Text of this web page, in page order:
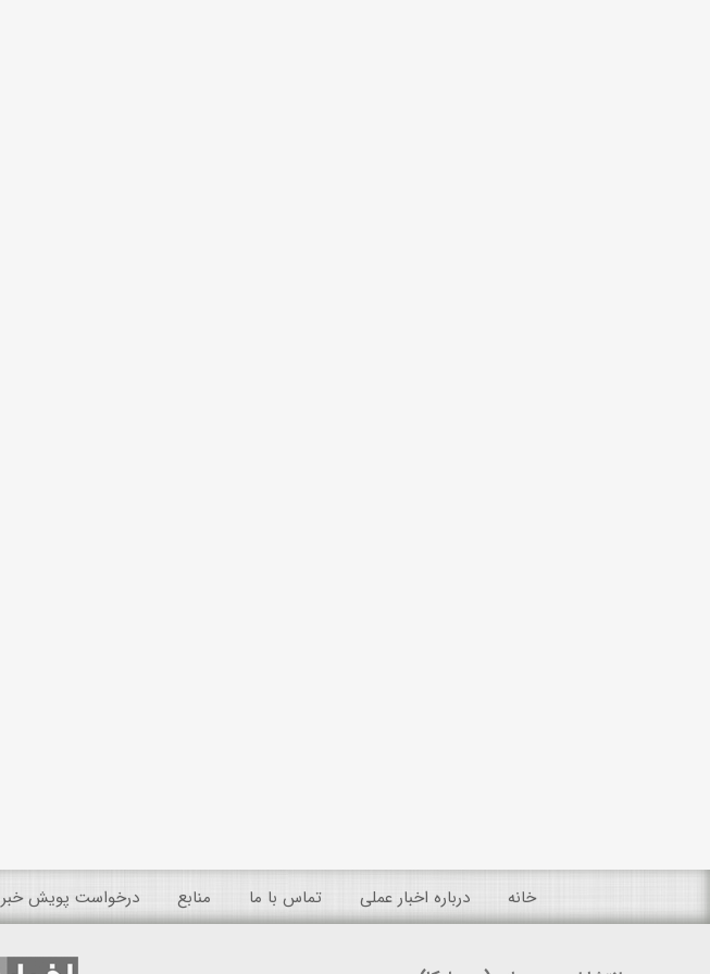
خانه درباره اخبار عملی تماس با ما منابع درخواست پویش خبر